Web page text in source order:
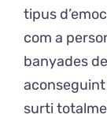
tipus
com a
banyades
aconseguint
surti